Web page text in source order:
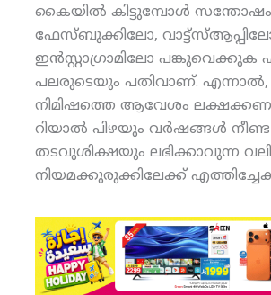
കൈയില്‍ കിട്ടുമ്പോള്‍ സന്തോഷം
ഫേസ്ബുക്കിലോ,
ഇന്‍സ്റ്റാഗ്രാമിലോ പങ്കുവെക്കുക
പലരുടെയും പതിവാണ്.
നിമിഷത്തെ ആവേശം
റിയാല്‍ പിഴയും വര്‍ഷങ്ങള്‍ നീണ്ട
തടവുശിക്ഷയും ലഭിക്കാവുന്ന
നിയമക്കുരുക്കിലേക്ക്